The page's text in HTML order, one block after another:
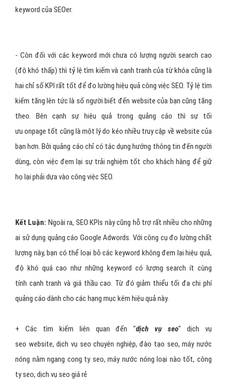
keyword của SEOer.
- Còn đối với các keyword mới chưa có lượng người search cao
(độ khó thấp) thì tỷ lệ tìm kiếm và cạnh tranh của từ khóa cũng là
hai chỉ số KPI rất tốt để đo lường hiệu quả công việc SEO. Tỷ lệ tìm
kiếm tăng lên tức là số người biết đến website của bạn cũng tăng
theo. Bên cạnh sự hiệu quả trong quảng cáo thì sự tối
ưu onpage tốt cũng là một lý do kéo nhiều truy cập về website của
bạn hơn. Bởi quảng cáo chỉ có tác dụng hướng thông tin đến người
dùng, còn việc đem lại sự trải nghiệm tốt cho khách hàng để giữ
họ lại phải dựa vào công việc SEO.
Kết Luận: Ngoài ra, SEO KPIs này cũng hỗ trợ rất nhiều cho những
ai sử dụng quảng cáo Google Adwords. Với công cụ đo lường chất
lượng này, bạn có thể loại bỏ các keyword không đem lại hiệu quả,
độ khó quá cao như những keyword có lượng search ít cùng
tính cạnh tranh và giá thầu cao. Từ đó giảm thiểu tối đa chi phí
quảng cáo dành cho các hạng mục kém hiệu quả này.
+ Các tìm kiếm liên quan đến "dịch vụ seo" dịch vụ
seo website, dịch vụ seo chuyên nghiệp, đào tạo seo, máy nước
nóng nằm ngang cong ty seo, máy nước nóng loại nào tốt, công
ty seo, dịch vụ seo giá rẻ